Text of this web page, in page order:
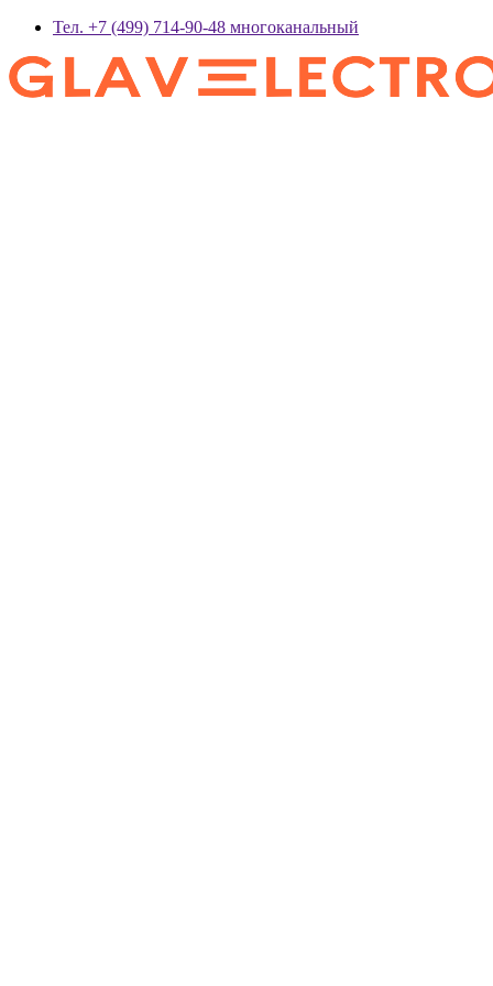
Тел. +7 (499) 714-90-48 многоканальный